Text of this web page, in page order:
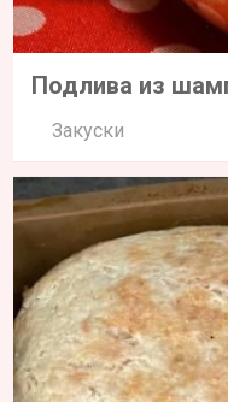
Подлива из
Закуски